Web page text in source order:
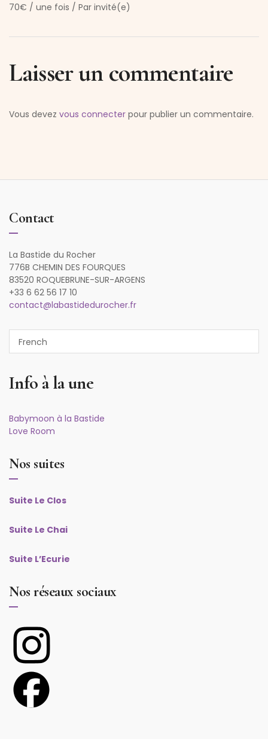
70€ / une fois / Par invité(e)
Laisser un commentaire
Vous devez vous connecter pour publier un commentaire.
Contact
La Bastide du Rocher
776B CHEMIN DES FOURQUES
83520 ROQUEBRUNE-SUR-ARGENS
+33 6 62 56 17 10
contact@labastidedurocher.fr
Info à la une
Babymoon à la Bastide
Love Room
Nos suites
Suite Le Clos
Suite Le Chai
Suite L’Ecurie
Nos réseaux sociaux